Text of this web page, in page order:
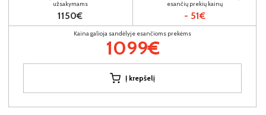
užsakymams
1150€
esančių prekių kainų
- 51€
Kaina galioja sandėlyje esančioms prekėms
1099€
Į krepšelį